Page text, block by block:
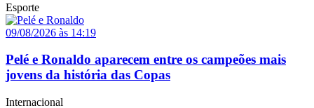
Esporte
09/08/2026 às 14:19
Pelé e Ronaldo aparecem entre os campeões mais
jovens da história das Copas
Internacional